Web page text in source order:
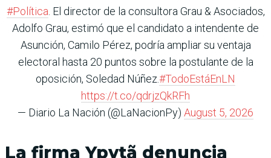
#Política. El director de la consultora Grau & Asociados,
Adolfo Grau, estimó que el candidato a intendente de
Asunción, Camilo Pérez, podría ampliar su ventaja
electoral hasta 20 puntos sobre la postulante de la
oposición, Soledad Núñez.#TodoEstáEnLN
https://t.co/qdrjzQkRFh
— Diario La Nación (@LaNacionPy) August 5, 2026
La firma Ypytã denuncia